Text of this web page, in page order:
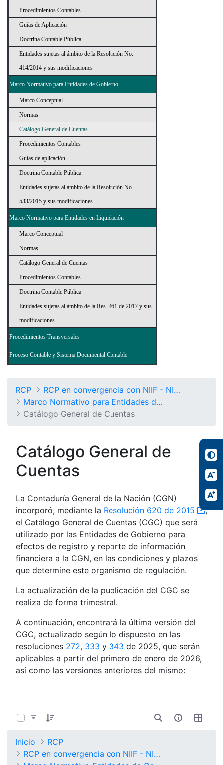
Procedimientos Contables
Guías de Aplicación
Doctrina Contable Pública
Entidades sujetas al ámbito de la Resolución No.
414/2014 y sus modificaciones
Marco Normativo para Entidades de Gobierno
Marco Conceptual
Normas
Catálogo General de Cuentas
Procedimientos Contables
Guías de aplicación
Doctrina Contable Pública
Entidades sujetas al ámbito de la Resolución No.
533/2015 y sus modificaciones
Marco Normativo para Entidades en Liquidación
Marco Conceptual
Normas
Catálogo General de Cuentas
Procedimientos Contables
Doctrina Contable Pública
Entidades sujetas al ámbito de la Res_461 de 2017 y sus
modificaciones
Procedimientos Transversales
Proceso Contable y Sistema Documental Contable
RCP
RCP en convergencia con NIIF - NICSP
Marco Normativo para Entidades de Gobierno
Catálogo General de Cuentas
Catálogo General de
Cuentas
La Contaduría General de la Nación (CGN)
incorporó, mediante la Resolución 620 de 2015
,
el Catálogo General de Cuentas (CGC) que será
utilizado por las Entidades de Gobierno para
efectos de registro y reporte de información
financiera a la CGN, en las condiciones y plazos
que determine este organismo de regulación.
La actualización de la publicación del CGC se
realiza de forma trimestral.
A continuación, encontrará la última versión del
CGC, actualizado según lo dispuesto en las
resoluciones 272, 333 y 343 de 2025, que serán
aplicables a partir del primero de enero de 2026,
así como las versiones anteriores del mismo:
Inicio
RCP
RCP en convergencia con NIIF - NICSP